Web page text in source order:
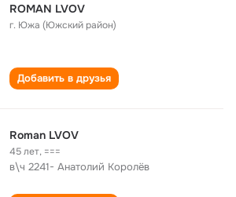
ROMAN LVOV
г. Южа (Южский район)
Добавить в друзья
Roman LVOV
45 лет, ===
в\ч 2241- Анатолий Королёв